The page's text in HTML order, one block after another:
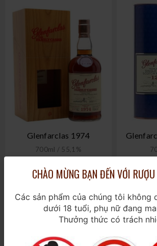
Glenfarclas 1974
700ml / 55,1%
169.000.000₫
CHÀO MỪNG BẠN ĐẾN VỚI
Các sản phẩm của chúng tôi không
dưới 18 tuổi, phụ nữ đang
Thưởng thức có trách